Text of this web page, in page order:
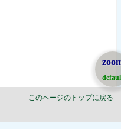
このページのトップに戻る